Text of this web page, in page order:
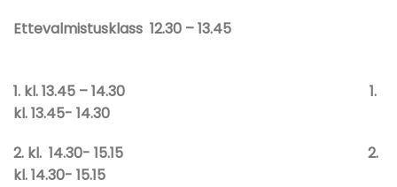
Ettevalmistusklass 12.30 – 13.45
1. kl. 13.45 – 14.30 1.
kl. 13.45- 14.30
2. kl. 14.30- 15.15 2.
kl. 14.30- 15.15